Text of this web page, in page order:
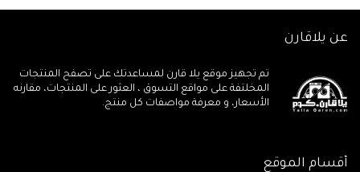
عن يلاقارن
تم تجهيز موقع يلا قارن لمساعدتك على تصفح المنتجات
المخلتفة على مواقع التسوق ، العثور على المنتجات، مقارنه
الأسعار، و معرفة مواصفات كل منتج.
أقسام الموقع